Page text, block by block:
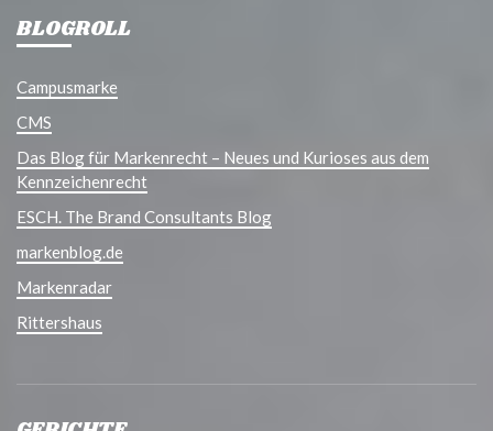
BLOGROLL
Campusmarke
CMS
Das Blog für Markenrecht – Neues und Kurioses aus dem
Kennzeichenrecht
ESCH. The Brand Consultants Blog
markenblog.de
Markenradar
Rittershaus